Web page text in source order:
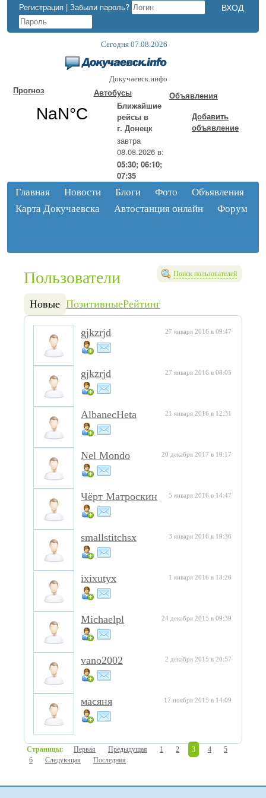
Регистрация | Забыли пароль?
Сегодня 07.08.2026
Докучаевск.инфо
Прогноз
Автобусы
Ближайшие
рейсы в
г. Донецк
завтра
08.08.2026 в:
05:30; 06:10;
07:35
Объявления
Добавить
объявление
Главная Новости Блоги Фото
Объявления
Карта Докучаевска
Автостанция онлайн Форум
Поиск пользователей
Пользователи
Новые ПозитивныеРейтинг
27 января 2016 в 09:47
gjkzrjd
27 января 2016 в 08:05
gjkzrjd
21 января 2016 в 12:31
AlbanecHeta
20 декабря 2017 в 10:17
Nel Mondo
5 января 2016 в 14:47
Чёрт Матроскин
3 января 2016 в 19:36
smallstitchsx
1 января 2016 в 13:26
ixixutyx
24 декабря 2015 в 09:39
Michaelpl
2 декабря 2015 в 20:57
vano2002
17 ноября 2015 в 14:09
масяня
Страницы: Первая Предыдущая 1 2 3 4
5
6
Следующая Последняя